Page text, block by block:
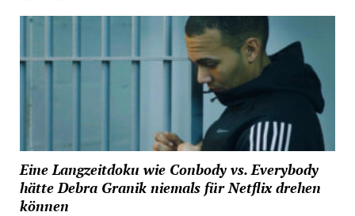
Eine Langzeitdoku wie Conbody vs. Everybody
hätte Debra Granik niemals für Netflix drehen
können